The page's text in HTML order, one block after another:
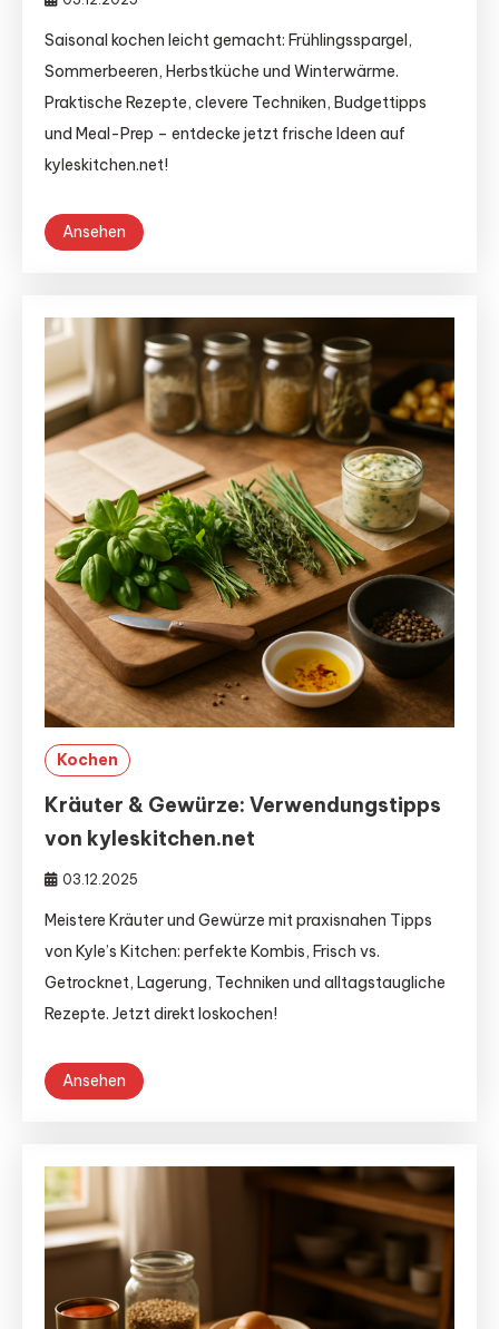
Saisonal kochen leicht gemacht: Frühlingsspargel,
Sommerbeeren, Herbstküche und Winterwärme.
Praktische Rezepte, clevere Techniken, Budgettipps
und Meal-Prep – entdecke jetzt frische Ideen auf
kyleskitchen.net!
Ansehen
Kochen
Kräuter & Gewürze: Verwendungstipps
von kyleskitchen.net
03.12.2025
Meistere Kräuter und Gewürze mit praxisnahen Tipps
von Kyle’s Kitchen: perfekte Kombis, Frisch vs.
Getrocknet, Lagerung, Techniken und alltagstaugliche
Rezepte. Jetzt direkt loskochen!
Ansehen